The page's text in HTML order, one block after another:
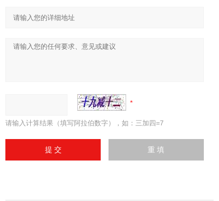
请输入计算结果（填写阿拉伯数字），如：三加四=7